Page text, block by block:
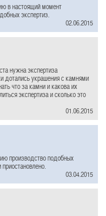
в настоящий момент
экспертиз.
02.06.2015
нужна экспертиза
дотались украшения с камнями
что за камни и какова их
экспертиза и сколько это
01.06.2015
производство подобных
03.04.2015